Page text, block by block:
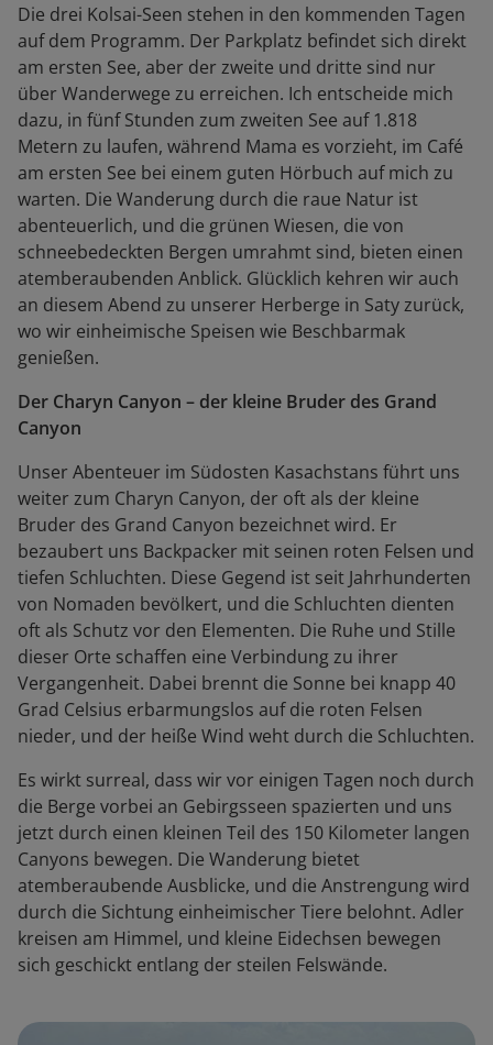
Die drei Kolsai-Seen stehen in den kommenden Tagen
auf dem Programm. Der Parkplatz befindet sich direkt
am ersten See, aber der zweite und dritte sind nur
über Wanderwege zu erreichen. Ich entscheide mich
dazu, in fünf Stunden zum zweiten See auf 1.818
Metern zu laufen, während Mama es vorzieht, im Café
am ersten See bei einem guten Hörbuch auf mich zu
warten. Die Wanderung durch die raue Natur ist
abenteuerlich, und die grünen Wiesen, die von
schneebedeckten Bergen umrahmt sind, bieten einen
atemberaubenden Anblick. Glücklich kehren wir auch
an diesem Abend zu unserer Herberge in Saty zurück,
wo wir einheimische Speisen wie Beschbarmak
genießen.
Der Charyn Canyon – der kleine Bruder des Grand
Canyon
Unser Abenteuer im Südosten Kasachstans führt uns
weiter zum Charyn Canyon, der oft als der kleine
Bruder des Grand Canyon bezeichnet wird. Er
bezaubert uns Backpacker mit seinen roten Felsen und
tiefen Schluchten. Diese Gegend ist seit Jahrhunderten
von Nomaden bevölkert, und die Schluchten dienten
oft als Schutz vor den Elementen. Die Ruhe und Stille
dieser Orte schaffen eine Verbindung zu ihrer
Vergangenheit. Dabei brennt die Sonne bei knapp 40
Grad Celsius erbarmungslos auf die roten Felsen
nieder, und der heiße Wind weht durch die Schluchten.
Es wirkt surreal, dass wir vor einigen Tagen noch durch
die Berge vorbei an Gebirgsseen spazierten und uns
jetzt durch einen kleinen Teil des 150 Kilometer langen
Canyons bewegen. Die Wanderung bietet
atemberaubende Ausblicke, und die Anstrengung wird
durch die Sichtung einheimischer Tiere belohnt. Adler
kreisen am Himmel, und kleine Eidechsen bewegen
sich geschickt entlang der steilen Felswände.